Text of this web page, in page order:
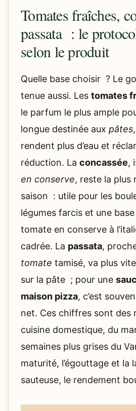
Tomates fraîches,
passata : le
selon le produit
Quelle base choisir ? Le
tenue aussi. Les tomates
le parfum le plus ample
longue destinée aux pâtes
rendent plus d’eau et
réduction. La concassée,
en conserve, reste la plus
saison : utile pour les
légumes farcis et une
tomate en conserve à
cadrée. La passata,
tomate tamisé, va plus
sur la pâte ; pour une
maison pizza, c’est
net. Ces chiffres sont des
cuisine domestique, du
semaines plus grises du
maturité, l’égouttage et la
sauteuse, le rendement